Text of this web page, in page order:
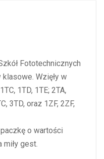
Fototechnicznych
klasowe. Wzięły w
1TD, 1TE; 2TA,
3TD, oraz 1ZF, 2ZF,
o wartości
miły gest.